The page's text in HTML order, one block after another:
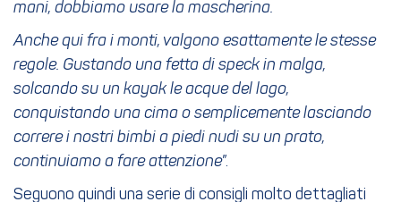
mani, dobbiamo usare la mascherina.
Anche qui fra i monti, valgono esattamente le stesse
regole. Gustando una fetta di speck in malga,
solcando su un kayak le acque del lago,
conquistando una cima o semplicemente lasciando
correre i nostri bimbi a piedi nudi su un prato,
continuiamo a fare attenzione”.
Seguono quindi una serie di consigli molto dettagliati